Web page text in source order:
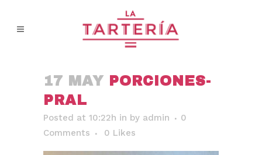
17 MAY PORCIONES-
PRAL
Posted at 10:22h in by admin
0
Comments
0 Likes